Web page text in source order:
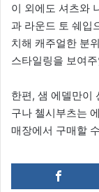
이 외에도 셔츠와
과 라운드 토 쉐입
치해 캐주얼한 분
스타일링을 보여
한편, 샘 에델만이
구나 첼시부츠는
매장에서 구매할